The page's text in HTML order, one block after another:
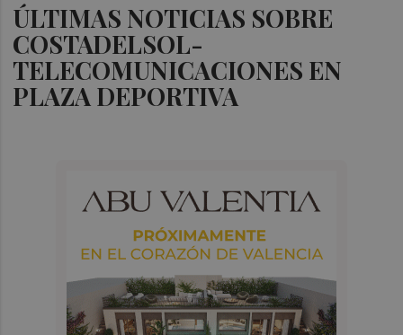
ÚLTIMAS NOTICIAS SOBRE
COSTADELSOL-
TELECOMUNICACIONES EN
PLAZA DEPORTIVA